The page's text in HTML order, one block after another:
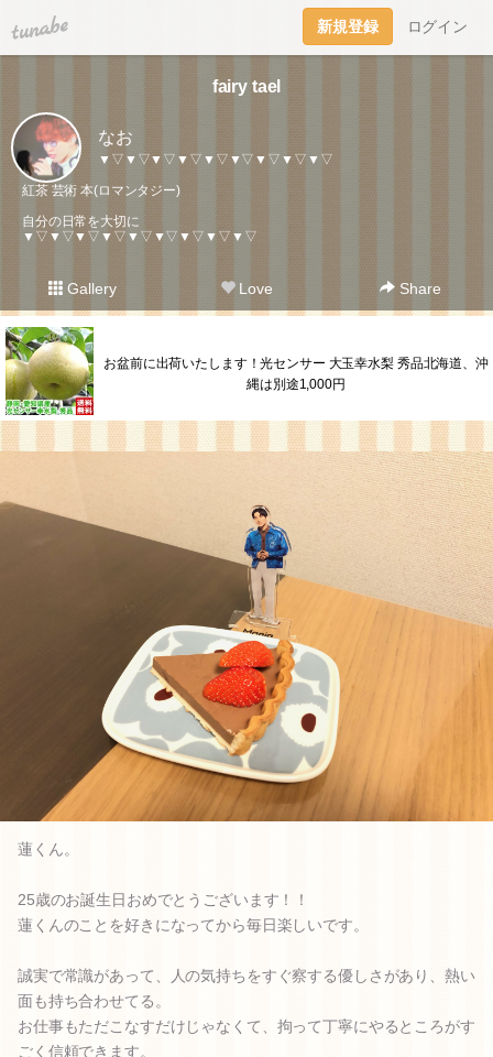
tuna.be 新規登録 ログイン
fairy tael
なお
▼▽▼▽▼▽▼▽▼▽▼▽▼▽▼▽▼▽
紅茶 芸術 本(ロマンタジー)
自分の日常を大切に
▼▽▼▽▼▽▼▽▼▽▼▽▼▽▼▽▼▽
Gallery Love Share
お盆前に出荷いたします！光センサー 大玉幸水梨 秀品北海道、沖
縄は別途1,000円
蓮くん。
25歳のお誕生日おめでとうございます！！
蓮くんのことを好きになってから毎日楽しいです。
誠実で常識があって、人の気持ちをすぐ察する優しさがあり、熱い
面も持ち合わせてる。
お仕事もただこなすだけじゃなくて、拘って丁寧にやるところがす
ごく信頼できます。